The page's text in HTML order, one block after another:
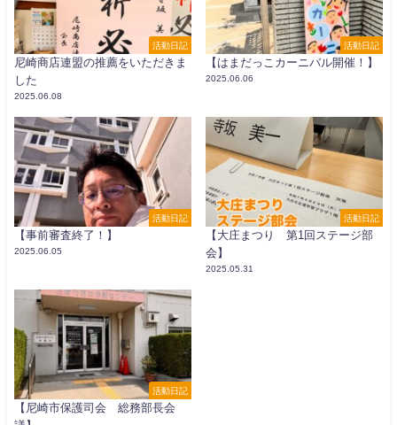
活動日記
尼崎商店連盟の推薦をいただきま
した
2025.06.08
活動日記
【はまだっこカーニバル開催！】
2025.06.06
活動日記
【事前審査終了！】
2025.06.05
活動日記
【大庄まつり 第1回ステージ部
会】
2025.05.31
活動日記
【尼崎市保護司会 総務部長会